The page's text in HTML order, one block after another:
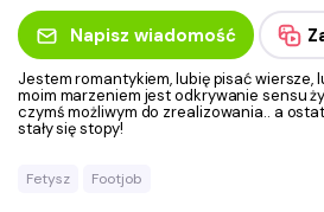
Napisz wiadomość
Jestem romantykiem, lubię pisać wiersze,
moim marzeniem jest odkrywanie sensu
czymś możliwym do zrealizowania.. a
stały się stopy!
Fetysz Footjob